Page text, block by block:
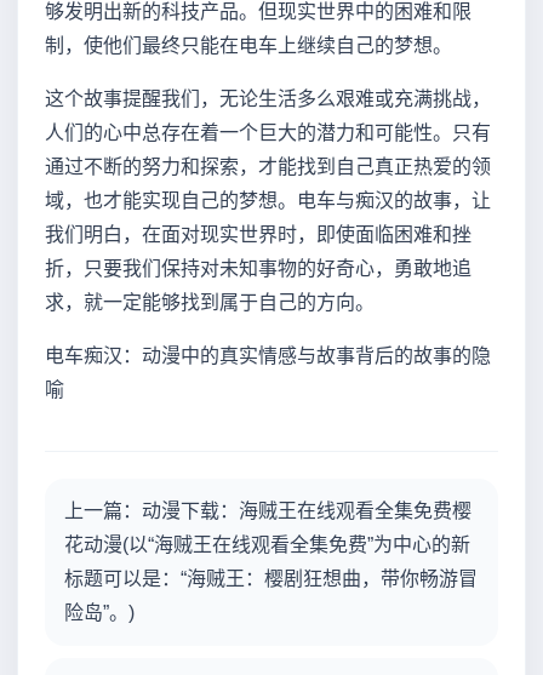
够发明出新的科技产品。但现实世界中的困难和限
制，使他们最终只能在电车上继续自己的梦想。
这个故事提醒我们，无论生活多么艰难或充满挑战，
人们的心中总存在着一个巨大的潜力和可能性。只有
通过不断的努力和探索，才能找到自己真正热爱的领
域，也才能实现自己的梦想。电车与痴汉的故事，让
我们明白，在面对现实世界时，即使面临困难和挫
折，只要我们保持对未知事物的好奇心，勇敢地追
求，就一定能够找到属于自己的方向。
电车痴汉：动漫中的真实情感与故事背后的故事的隐
喻
上一篇：动漫下载：海贼王在线观看全集免费樱
花动漫(以“海贼王在线观看全集免费”为中心的新
标题可以是：“海贼王：樱剧狂想曲，带你畅游冒
险岛”。)